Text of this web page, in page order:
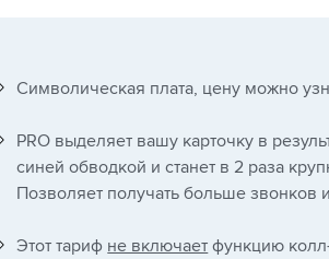
Символическая плата, цену можно
PRO выделяет вашу карточку в
синей обводкой и станет в 2 раза
Позволяет получать больше звонков
Этот тариф не включает функцию колл-